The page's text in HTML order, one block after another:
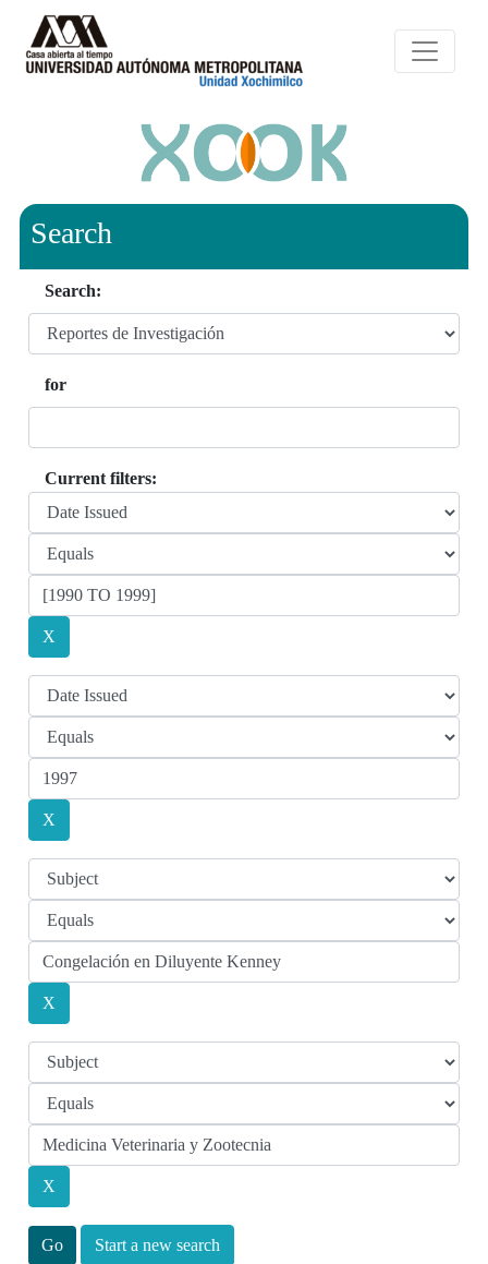
Search
Search:
for
Current filters:
Start a new search